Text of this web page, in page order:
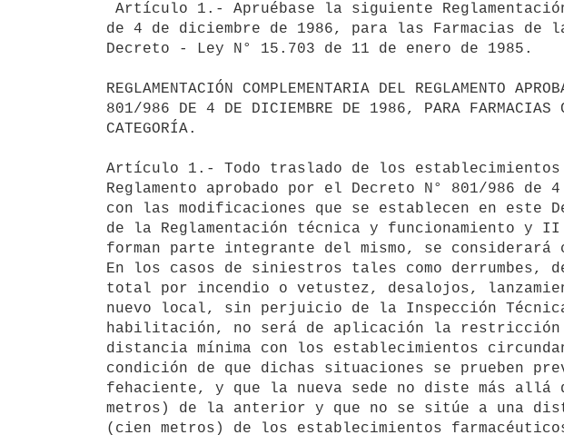
de 4 de diciembre de 1986, para las Farmacias
Decreto - Ley N° 15.703 de 11 de enero de 1985.
REGLAMENTACIÓN COMPLEMENTARIA DEL REGLAMENTO
801/986 DE 4 DE DICIEMBRE DE 1986, PARA FARMACIAS
CATEGORÍA.
Artículo 1.- Todo traslado de los
Reglamento aprobado por el Decreto N° 801/986 de
con las modificaciones que se establecen en este
de la Reglamentación técnica y funcionamiento y
forman parte integrante del mismo, se considerará
En los casos de siniestros tales como derrumbes,
total por incendio o vetustez, desalojos,
nuevo local, sin perjuicio de la Inspección
habilitación, no será de aplicación la restricción
distancia mínima con los establecimientos
condición de que dichas situaciones se prueben
fehaciente, y que la nueva sede no diste más allá
metros) de la anterior y que no se sitúe a una
(cien metros) de los establecimientos